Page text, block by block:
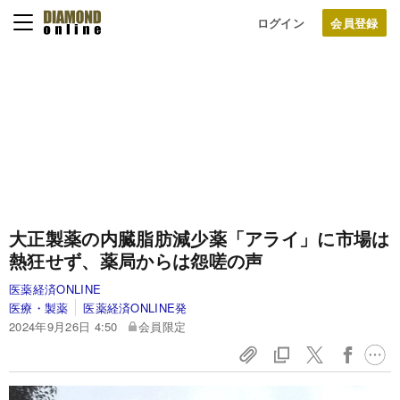
ログイン
大正製薬の内臓脂肪減少薬「アライ」に市場は
熱狂せず、薬局からは怨嗟の声
医薬経済ONLINE
医療・製薬
医薬経済ONLINE発
2024年9月26日 4:50
会員限定